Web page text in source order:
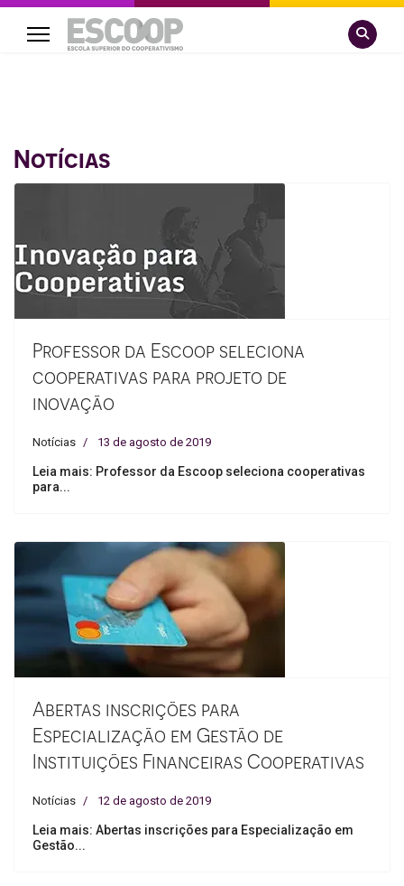
Pesquisar
Notícias
Professor da Escoop seleciona
cooperativas para projeto de
inovação
Notícias 13 de agosto de 2019
Leia mais: Professor da Escoop seleciona cooperativas
para...
Abertas inscrições para
Especialização em Gestão de
Instituições Financeiras Cooperativas
Notícias 12 de agosto de 2019
Leia mais: Abertas inscrições para Especialização em
Gestão...